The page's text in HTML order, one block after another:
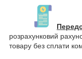
розрахунковий
товару без сплати